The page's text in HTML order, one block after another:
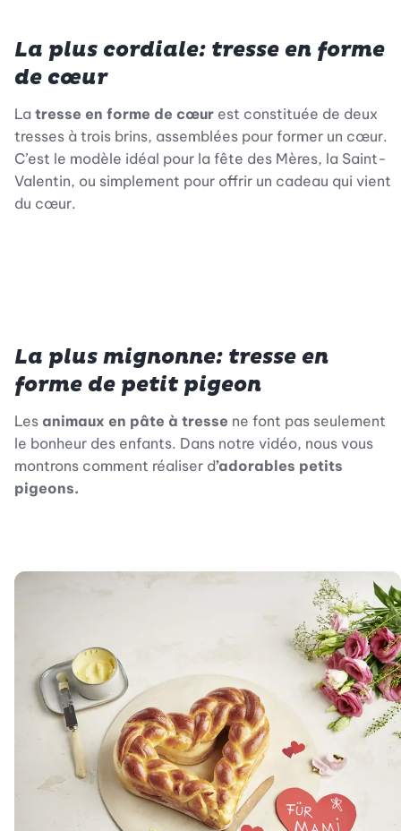
La plus cordiale: tresse en forme
de cœur
La tresse en forme de cœur est constituée de deux
tresses à trois brins, assemblées pour former un cœur.
C’est le modèle idéal pour la fête des Mères, la Saint-
Valentin, ou simplement pour offrir un cadeau qui vient
du cœur.
La plus mignonne: tresse en
forme de petit pigeon
Les animaux en pâte à tresse ne font pas seulement
le bonheur des enfants. Dans notre vidéo, nous vous
montrons comment réaliser d’adorables petits
pigeons.